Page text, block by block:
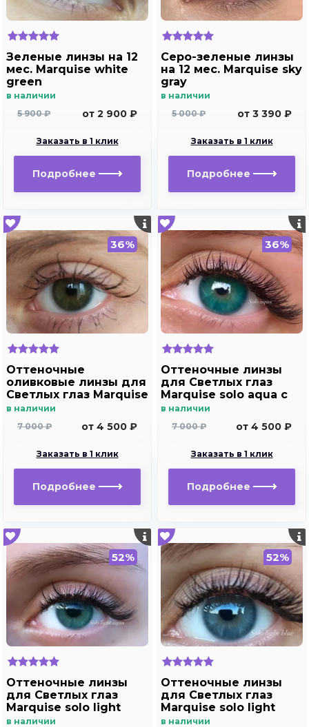
Зеленые линзы на 12
мес. Marquise white
green
в наличии
5 900 ₽
от 2 900 ₽
Заказать в 1 клик
Подробнее
Серо-зеленые линзы
на 12 мес. Marquise sky
gray
в наличии
5 000 ₽
от 3 390 ₽
Заказать в 1 клик
Подробнее
36%
Оттеночные
оливковые линзы для
Светлых глаз Marquise
Solo Olive
в наличии
7 000 ₽
от 4 500 ₽
Заказать в 1 клик
Подробнее
36%
Оттеночные линзы
для Светлых глаз
Marquise solo aqua с
отверстием под
дальнозоркости и
в наличии
7 000 ₽
от 4 500 ₽
Заказать в 1 клик
Подробнее
52%
Оттеночные линзы
для Светлых глаз
Marquise solo light
aqua для
в наличии
52%
Оттеночные линзы
для Светлых глаз
Marquise solo light
blue для
в наличии